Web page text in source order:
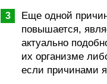
Еще одной
повышается,
актуально
их организме
если причинами